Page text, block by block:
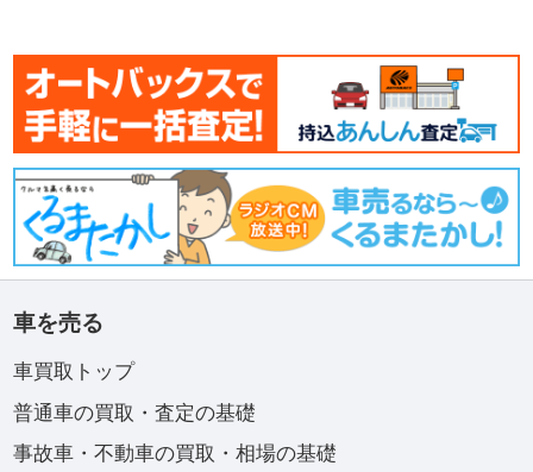
車を売る
車買取トップ
普通車の買取・査定の基礎
事故車・不動車の買取・相場の基礎